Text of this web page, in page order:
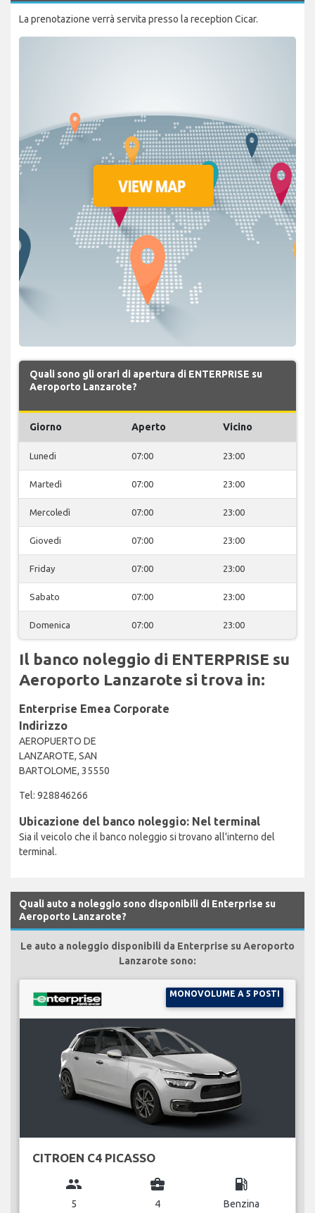
La prenotazione verrà servita presso la reception Cicar.
Quali sono gli orari di apertura di ENTERPRISE su
Aeroporto Lanzarote?
Giorno Aperto Vicino
Lunedi 07:00 23:00
Martedì 07:00 23:00
Mercoledì 07:00 23:00
Giovedi 07:00 23:00
Friday 07:00 23:00
Sabato 07:00 23:00
Domenica 07:00 23:00
Il banco noleggio di ENTERPRISE su
Aeroporto Lanzarote si trova in:
Enterprise Emea Corporate
Indirizzo
AEROPUERTO DE
LANZAROTE, SAN
BARTOLOME, 35550
Tel: 928846266
Ubicazione del banco noleggio: Nel terminal
Sia il veicolo che il banco noleggio si trovano all'interno del
terminal.
Quali auto a noleggio sono disponibili di Enterprise su
Aeroporto Lanzarote?
Le auto a noleggio disponibili da Enterprise su Aeroporto
Lanzarote sono:
MONOVOLUME A 5 POSTI
CITROEN C4 PICASSO
group
5
business_center
4
local_gas_station
Benzina